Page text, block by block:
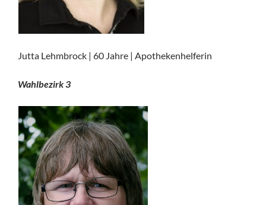
Jutta Lehmbrock | 60 Jahre | Apothekenhelferin
Wahlbezirk 3